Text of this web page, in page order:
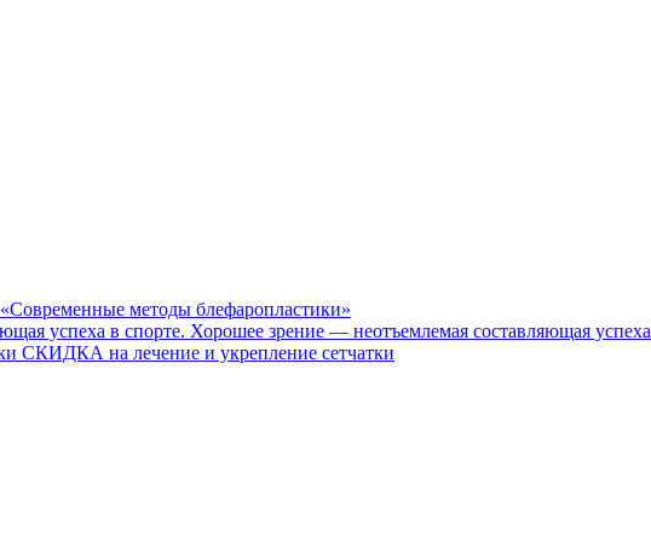
«Современные методы блефаропластики»
Хорошее зрение — неотъемлемая составляющая
СКИДКА на лечение и укрепление сетчатки